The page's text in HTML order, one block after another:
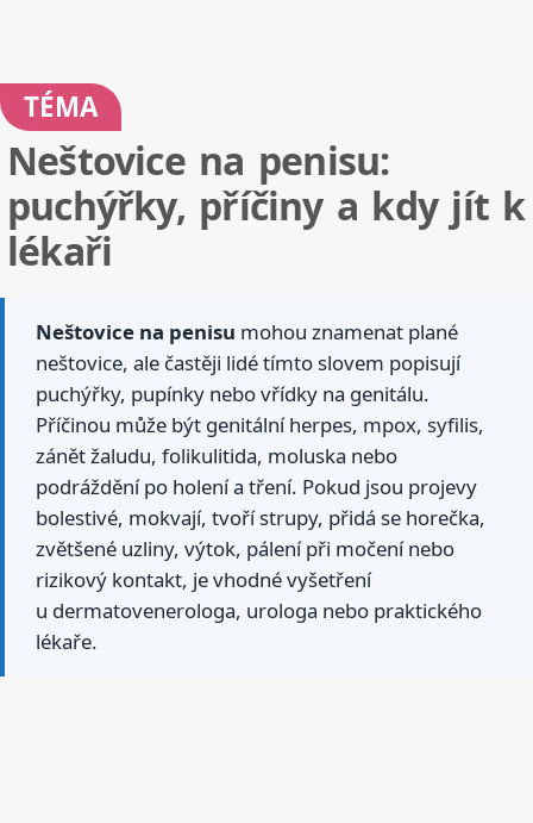
TÉMA
Neštovice na penisu:
puchýřky, příčiny a kdy jít k
lékaři
Neštovice na penisu mohou znamenat plané
neštovice, ale častěji lidé tímto slovem popisují
puchýřky, pupínky nebo vřídky na genitálu.
Příčinou může být genitální herpes, mpox, syfilis,
zánět žaludu, folikulitida, moluska nebo
podráždění po holení a tření. Pokud jsou projevy
bolestivé, mokvají, tvoří strupy, přidá se horečka,
zvětšené uzliny, výtok, pálení při močení nebo
rizikový kontakt, je vhodné vyšetření
u dermatovenerologa, urologa nebo praktického
lékaře.